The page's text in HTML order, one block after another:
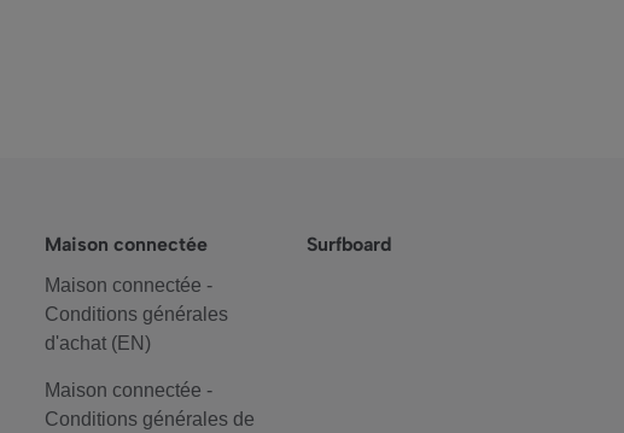
Maison connectée
Maison connectée -
Conditions générales
d'achat (EN)
Maison connectée -
Conditions générales de
Surfboard